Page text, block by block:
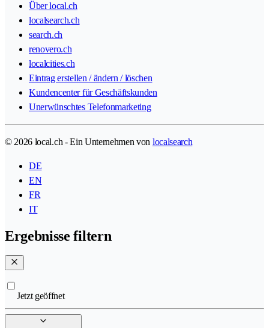
Über local.ch
localsearch.ch
search.ch
renovero.ch
localcities.ch
Eintrag erstellen / ändern / löschen
Kundencenter für Geschäftskunden
Unerwünschtes Telefonmarketing
© 2026 local.ch - Ein Unternehmen von localsearch
DE
EN
FR
IT
Ergebnisse filtern
Jetzt geöffnet